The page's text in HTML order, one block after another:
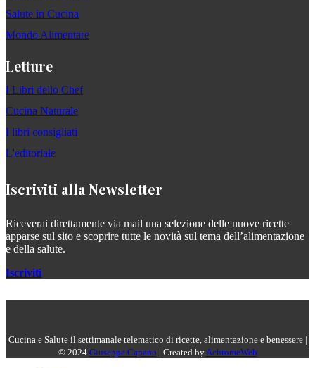
Salute in Cucina
Mondo Alimentare
Letture
I Libri dello Chef
Cucina Naturale
I libri consigliati
L'editoriale
Iscriviti alla Newsletter
Riceverai direttamente via mail una selezione delle nuove ricette
apparse sul sito e scoprire tutte le novità sul tema dell’alimentazione
e della salute.
Iscriviti
Cucina e Salute il settimanale telematico di ricette, alimentazione e benessere |
© 2024 Giuseppe Capano | Created by AchromeWeb